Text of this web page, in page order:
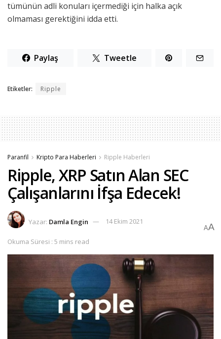
tümünün adli konuları içermediği için halka açık
olmaması gerektiğini idda etti.
Paylaş Tweetle
Etiketler: Ripple
Paranfil Kripto Para Haberleri Ripple Haberleri
Ripple, XRP Satın Alan SEC
Çalışanlarını İfşa Edecek!
Yazar: Damla Engin 14 Ekim 2021
Okuma Süresi : 5 mins read
AA